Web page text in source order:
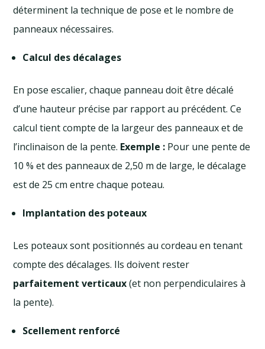
déterminent la technique de pose et le nombre de
panneaux nécessaires.
Calcul des décalages
En pose escalier, chaque panneau doit être décalé
d’une hauteur précise par rapport au précédent. Ce
calcul tient compte de la largeur des panneaux et de
l’inclinaison de la pente. Exemple : Pour une pente de
10 % et des panneaux de 2,50 m de large, le décalage
est de 25 cm entre chaque poteau.
Implantation des poteaux
Les poteaux sont positionnés au cordeau en tenant
compte des décalages. Ils doivent rester
parfaitement verticaux(et non perpendiculaires à
la pente).
Scellement renforcé